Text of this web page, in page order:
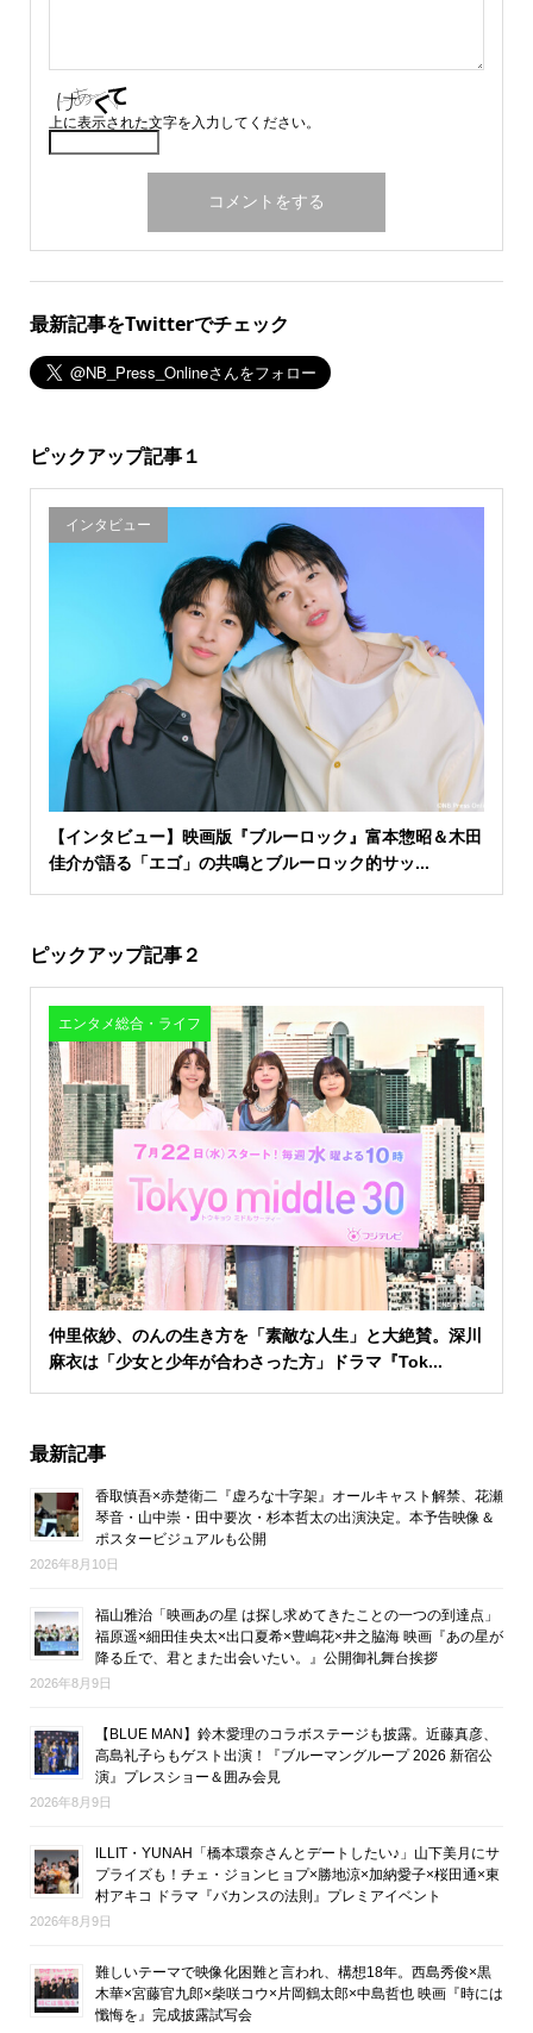
上に表示された文字を入力してください。
最新記事をTwitterでチェック
ピックアップ記事１
インタビュー
【インタビュー】映画版『ブルーロック』富本惣昭＆木田
佳介が語る「エゴ」の共鳴とブルーロック的サッ...
ピックアップ記事２
エンタメ総合・ライフ
仲里依紗、のんの生き方を「素敵な人生」と大絶賛。深川
麻衣は「少女と少年が合わさった方」ドラマ『Tok...
最新記事
香取慎吾×赤楚衛二『虚ろな十字架』オールキャスト解禁、花瀬
琴音・山中崇・田中要次・杉本哲太の出演決定。本予告映像＆
ポスタービジュアルも公開
2026年8月10日
福山雅治「映画あの星 は探し求めてきたことの一つの到達点」
福原遥×細田佳央太×出口夏希×豊嶋花×井之脇海 映画『あの星が
降る丘で、君とまた出会いたい。』公開御礼舞台挨拶
2026年8月9日
【BLUE MAN】鈴木愛理のコラボステージも披露。近藤真彦、
高島礼子らもゲスト出演！『ブルーマングループ 2026 新宿公
演』プレスショー＆囲み会見
2026年8月9日
ILLIT・YUNAH「橋本環奈さんとデートしたい♪」山下美月にサ
プライズも！チェ・ジョンヒョプ×勝地涼×加納愛子×桜田通×東
村アキコ ドラマ『バカンスの法則』プレミアイベント
2026年8月9日
難しいテーマで映像化困難と言われ、構想18年。西島秀俊×黒
木華×宮藤官九郎×柴咲コウ×片岡鶴太郎×中島哲也 映画『時には
懺悔を』完成披露試写会